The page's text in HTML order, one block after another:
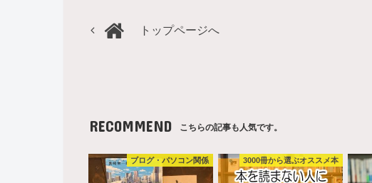
トップページへ
RECOMMEND こちらの記事も人気です。
ブログ・パソコン関係 3000冊から選ぶオススメ本